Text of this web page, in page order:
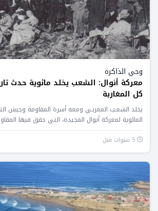
وحي الذاكرة
معركة أنوال: الشعب يخلد مائوية حدث
كل المغاربة
يخلد الشعـب المغربـي ومعه أسرة المقاومة وجيش
المائوية لمعركة أنوال المجيدة، التي حقق فيها
المغاربة...